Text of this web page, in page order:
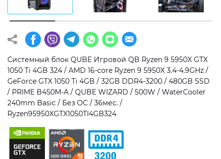
Операционная система
Windows 11 Home
Windows 11 Pro
Без ОС
Тип накопителя
SSD
HDD
SSD + HDD
Дополнительно
RGB-подсветка
Разблокированный множитель CPU
Сверхбыстрый M.2 SSD NVME
Системный блок QUBE Игровой QB Ryzen 9 5950X GTX
1050 Ti 4GB 324 / AMD 16-core Ryzen 9 5950X 3.4-4.9GHz /
GeForce GTX 1050 Ti 4GB / 32GB DDR4-3200 / 480GB SSD
/ PRIME B450M-A / QUBE WIZARD / 500W / WaterCooler
240mm Basic / Без ОС / 36мес. /
Ryzen95950XGTX1050TI4GB324